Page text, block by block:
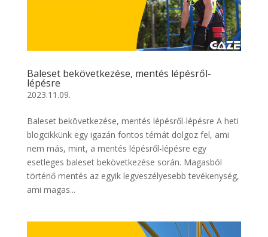
Baleset bekövetkezése, mentés lépésről-
lépésre
2023.11.09.
Baleset bekövetkezése, mentés lépésről-lépésre A heti
blogcikkünk egy igazán fontos témát dolgoz fel, ami
nem más, mint, a mentés lépésről-lépésre egy
esetleges baleset bekövetkezése során. Magasból
történő mentés az egyik legveszélyesebb tevékenység,
ami magas...